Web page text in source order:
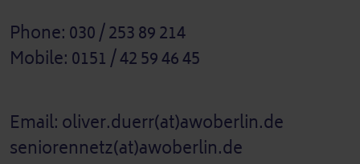
Phone: 030 / 253 89 214
Mobile: 0151 / 42 59 46 45
Email: oliver.duerr(at)awoberlin.de
seniorennetz(at)awoberlin.de